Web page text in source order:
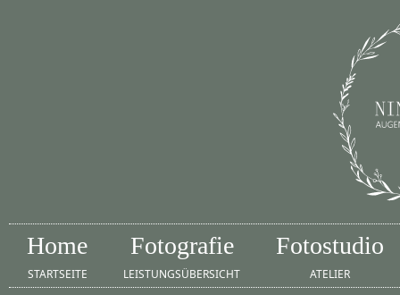
Home
STARTSEITE
Fotografie
LEISTUNGSÜBERSICHT
Fotostudio
ATELIER